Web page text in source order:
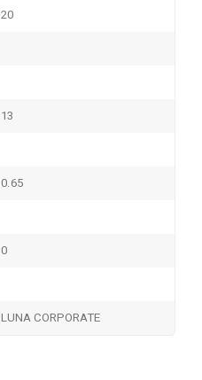
20
13
0.65
0
LUNA CORPORATE